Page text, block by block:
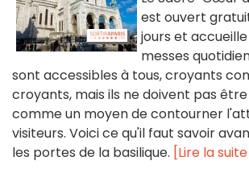
est ouvert
jours et
messes
sont accessibles à tous, croyants
croyants, mais ils ne doivent pas
comme un moyen de contourner
visiteurs. Voici ce qu'il faut savoir
les portes de la basilique. [Lire la